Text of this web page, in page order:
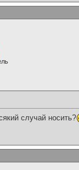
случай носить?